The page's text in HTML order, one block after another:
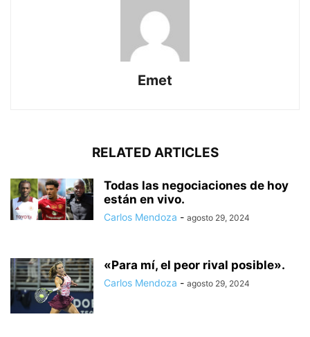
Emet
RELATED ARTICLES
Todas las negociaciones de hoy
están en vivo.
Carlos Mendoza - agosto 29, 2024
«Para mí, el peor rival posible».
Carlos Mendoza - agosto 29, 2024